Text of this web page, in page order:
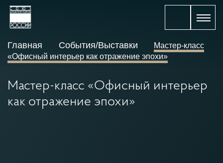
Главная События/Выставки
Мастер-класс
«Офисный интерьер как отражение эпохи»
Мастер-класс «Офисный интерьер
как отражение эпохи»